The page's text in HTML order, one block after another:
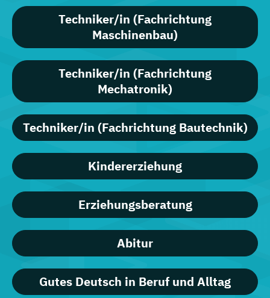
Techniker/in (Fachrichtung
Maschinenbau)
Techniker/in (Fachrichtung
Mechatronik)
Techniker/in (Fachrichtung Bautechnik)
Kindererziehung
Erziehungsberatung
Abitur
Gutes Deutsch in Beruf und Alltag